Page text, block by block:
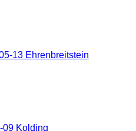
13 Ehrenbreitstein
09 Kolding